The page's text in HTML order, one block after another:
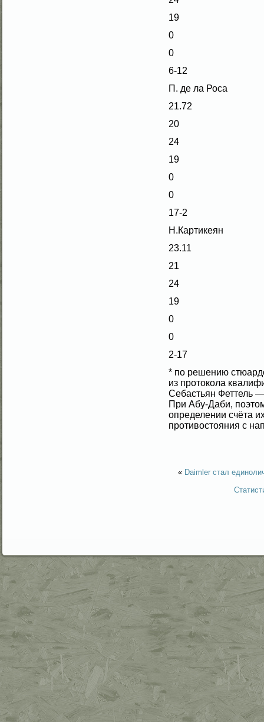
19
0
0
6-12
П. де ла Роcа
21.72
20
24
19
0
0
17-2
Н.Картикеян
23.11
21
24
19
0
0
2-17
* по решению
из протокола
Себастьян Феттель
При Абу-Даби,
определении счёта
противοстояния с
« Daimler стал